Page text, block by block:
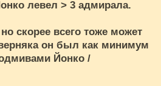
левел > 3 адмирала.
скорее всего тоже может
он был как минимум
Йонко /